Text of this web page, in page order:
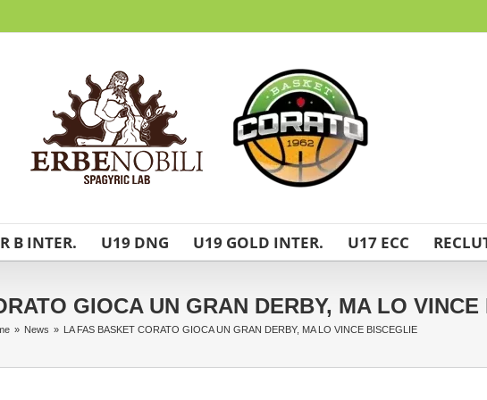
B INTER. U19 DNG U19 GOLD INTER. U17 ECC
GIOCA UN GRAN DERBY, MA LO VINCE
» News » LA FAS BASKET CORATO GIOCA UN GRAN DERBY, MA LO VINCE BISCEGLIE